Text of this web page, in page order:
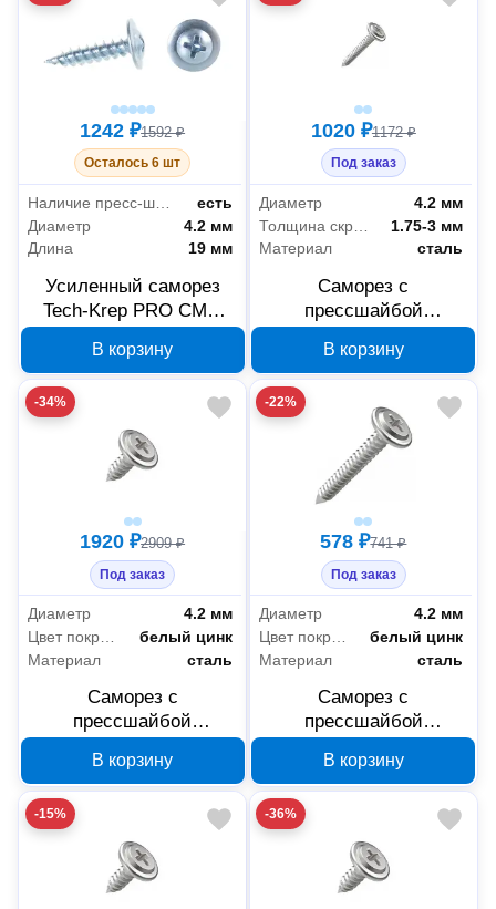
1242 ₽1592 ₽
Осталось 6 шт
есть
Диаметр
4.2 мм
Длина
19 мм
Усиленный саморез
Tech-Krep PRO СММ
В корзину
1020 ₽1172 ₽
Под заказ
Диаметр
4.2 мм
Толщина скрепляемых материалов
1.75-3 мм
Материал
сталь
Саморез с
прессшайбой
4.2х25 мм 1000 шт.
PR17.00341
В корзину
-34%
1920 ₽2909 ₽
Под заказ
Диаметр
4.2 мм
Цвет покрытия
белый цинк
Материал
сталь
Саморез с
прессшайбой
ГОСТ 4,2x19 1000 шт
PR17.00331
В корзину
-22%
578 ₽741 ₽
Под заказ
Диаметр
4.2 мм
Цвет покрытия
белый цинк
Материал
сталь
Саморез с
прессшайбой
ГОСТ 4,2x25 250 шт
PR17.00339
В корзину
-15% -36%